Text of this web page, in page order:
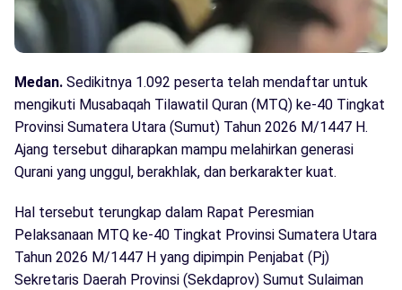
Medan. Sedikitnya 1.092 peserta telah mendaftar untuk
mengikuti Musabaqah Tilawatil Quran (MTQ) ke-40 Tingkat
Provinsi Sumatera Utara (Sumut) Tahun 2026 M/1447 H.
Ajang tersebut diharapkan mampu melahirkan generasi
Qurani yang unggul, berakhlak, dan berkarakter kuat.
Hal tersebut terungkap dalam Rapat Peresmian
Pelaksanaan MTQ ke-40 Tingkat Provinsi Sumatera Utara
Tahun 2026 M/1447 H yang dipimpin Penjabat (Pj)
Sekretaris Daerah Provinsi (Sekdaprov) Sumut Sulaiman